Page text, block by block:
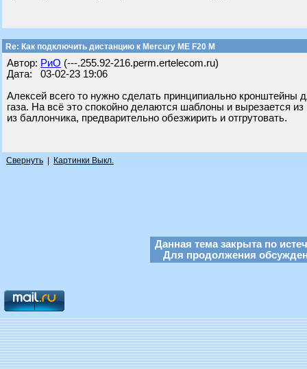
Re: Как подключить дистанцию к Mercury ME F20 M
Автор: РиО (---.255.92-216.perm.ertelecom.ru)
Дата: 03-02-23 19:06
Алексей всего то нужно сделать принципиально кронштейны
газа. На всё это спокойно делаются шаблоны и вырезается
из баллончика, предварительно обезжирить и отгрутовать.
Свернуть Картинки Выкл.
Данная тема закрыта по
Для продолжения